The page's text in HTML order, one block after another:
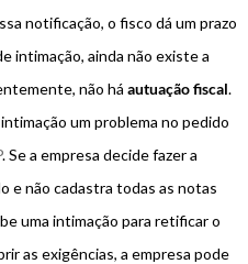
notificação, o fisco dá um prazo
intimação, ainda não existe a
não há autuação fiscal.
um problema no pedido
. Se a empresa decide fazer a
e não cadastra todas as notas
uma intimação para retificar o
as exigências, a empresa pode